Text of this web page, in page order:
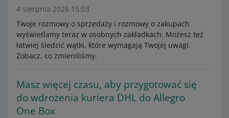
4 sierpnia 2026 15:03
Twoje rozmowy o sprzedaży i rozmowy o zakupach
wyświetlamy teraz w osobnych zakładkach. Możesz też
łatwiej śledzić wątki, które wymagają Twojej uwagi.
Zobacz, co zmieniliśmy.
Masz więcej czasu, aby przygotować się
do wdrożenia kuriera DHL do Allegro
One Box